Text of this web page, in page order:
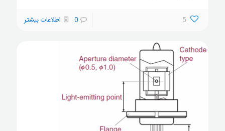
5
0 اطلاعات بیشتر